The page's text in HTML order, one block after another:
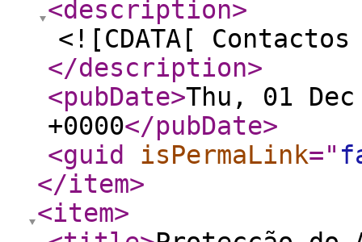
<description>
<![CDATA[
</description>
<pubDate>Thu, 01
+0000</pubDate>
<guid
isPermaLink="
</item>
<item>